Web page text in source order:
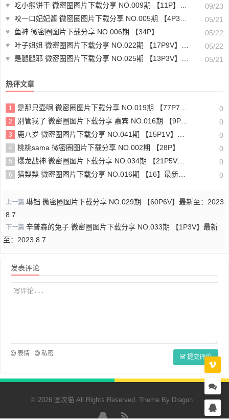
♥
吃小熊饼干 微密圈图片下载分享 NO.009期 【11P】最新至：2024.9.18
09/23
♥
咬一口妃妃酱 微密圈图片下载分享 NO.005期 【4P3V】
05/21
♥
鱼神 微密圈图片下载分享 NO.006期 【34P】
05/22
♥
叶子姐姐 微密圈图片下载分享 NO.022期 【17P9V】最新至：2023.10.18
05/22
♥ 是腿腿耶 微密圈图片下载分享 NO.025期 【13P3V】最新至：2023.6.9 05/21
热评文章
1 是那只壶啊 微密圈图片下载分享 NO.019期 【77P7V】最新至：2024.6.10 0
2 别管我了 微密圈图片下载分享 嘉宾 NO.016期 【9P】最新至：2023.6.24 0
3 鹿八岁 微密圈图片下载分享 NO.041期 【15P1V】最新至：2024.6.13 0
4 桃桃sama 微密圈图片下载分享 NO.002期 【28P】 0
5 爆龙战神 微密圈图片下载分享 NO.034期 【21P5V】最新至：2024.6.23 0
6 猫梨梨 微密圈图片下载分享 NO.016期 【16】最新至：2023.6.29 0
上一篇 琳铛 微密圈图片下载分享 NO.029期 【60P6V】最新至：2023.
8.7
下一篇 辛普森的兔子 微密圈图片下载分享 NO.033期 【1P3V】最新
至：2023.8.7
发表评论
表情 私密 提交评论
© 2026 图次猫 All Rights Reserved. Theme By Dragon